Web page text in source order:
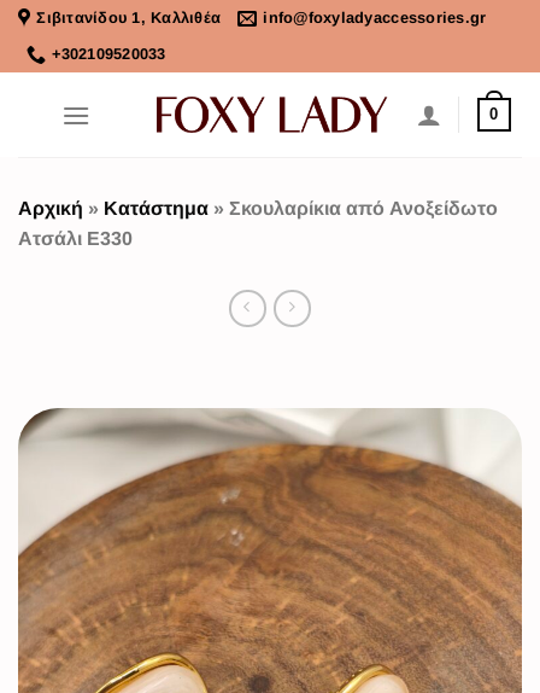
Σιβιτανίδου 1, Καλλιθέα
info@foxyladyaccessories.gr
+302109520033
0
Αρχική » Κατάστημα » Σκουλαρίκια από Ανοξείδωτο
Ατσάλι Ε330